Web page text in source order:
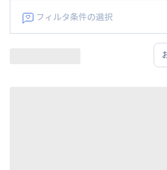
フィルタ条件の選択